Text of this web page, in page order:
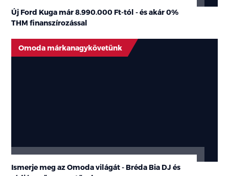
Új Ford Kuga már 8.990.000 Ft-tól - és akár 0%
THM finanszírozással
Ismerje meg az Omoda világát - Bréda Bia DJ és
Omoda márkanagykövetünk